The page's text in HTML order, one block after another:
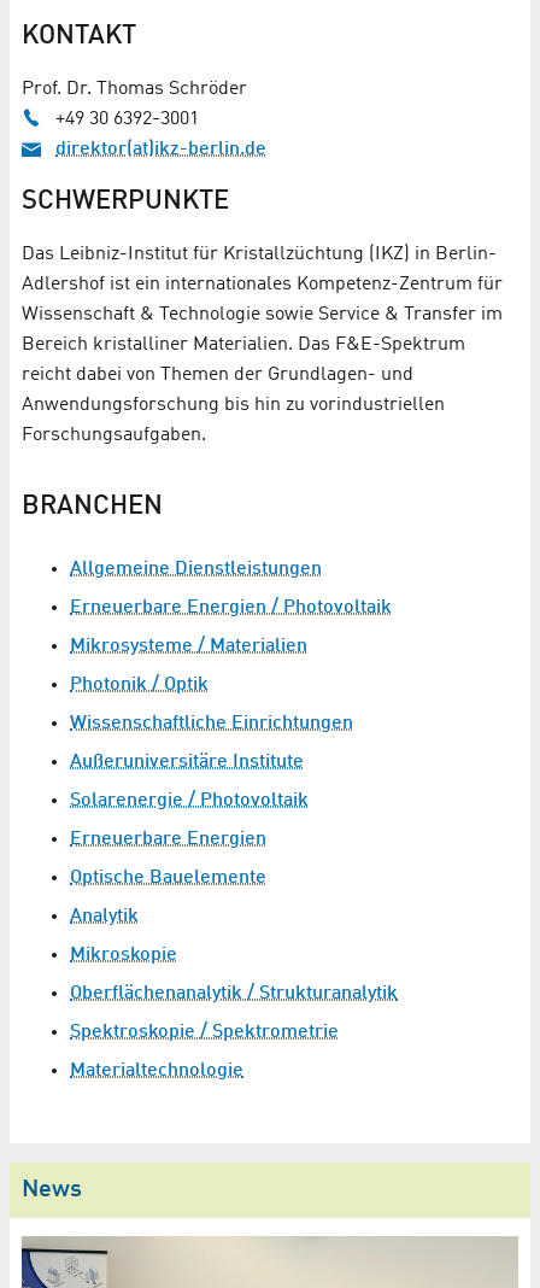
KONTAKT
Prof. Dr. Thomas Schröder
+49 30 6392-3001
direktor(at)ikz-berlin.de
SCHWERPUNKTE
Das Leibniz-Institut für Kristallzüchtung (IKZ) in Berlin-
Adlershof ist ein internationales Kompetenz-Zentrum für
Wissenschaft & Technologie sowie Service & Transfer im
Bereich kristalliner Materialien. Das F&E-Spektrum
reicht dabei von Themen der Grundlagen- und
Anwendungsforschung bis hin zu vorindustriellen
Forschungsaufgaben.
BRANCHEN
Allgemeine Dienstleistungen
Erneuerbare Energien / Photovoltaik
Mikrosysteme / Materialien
Photonik / Optik
Wissenschaftliche Einrichtungen
Außeruniversitäre Institute
Solarenergie / Photovoltaik
Erneuerbare Energien
Optische Bauelemente
Analytik
Mikroskopie
Oberflächenanalytik / Strukturanalytik
Spektroskopie / Spektrometrie
Materialtechnologie
News